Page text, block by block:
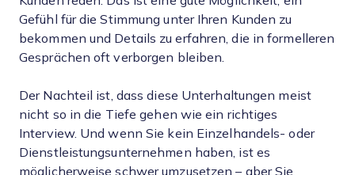
Gefühl für die Stimmung unter Ihren Kunden zu
bekommen und Details zu erfahren, die in formelleren
Gesprächen oft verborgen bleiben.
Der Nachteil ist, dass diese Unterhaltungen meist
nicht so in die Tiefe gehen wie ein richtiges
Interview. Und wenn Sie kein Einzelhandels- oder
Dienstleistungsunternehmen haben, ist es
möglicherweise schwer umzusetzen – aber Sie